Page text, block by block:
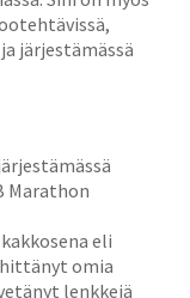
järjestämässä
Marathon
eli
omia
lenkkejä